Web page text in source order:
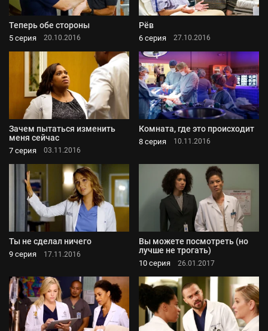
Теперь обе стороны
5 серия 20.10.2016
Рёв
6 серия 27.10.2016
Зачем пытаться изменить
меня сейчас
7 серия 03.11.2016
Комната, где это происходит
8 серия 10.11.2016
Ты не сделал ничего
9 серия 17.11.2016
Вы можете посмотреть (но
лучше не трогать)
10 серия 26.01.2017